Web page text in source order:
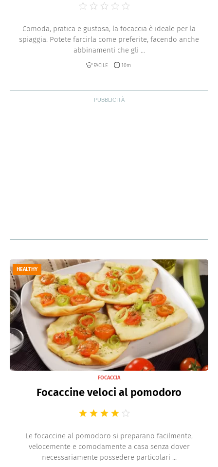
Comoda, pratica e gustosa, la focaccia è ideale per la
spiaggia. Potete farcirla come preferite, facendo anche
abbinamenti che gli ...
FACILE 10m
HEALTHY
FOCACCIA
Focaccine veloci al pomodoro
Le focaccine al pomodoro si preparano facilmente,
velocemente e comodamente a casa senza dover
necessariamente possedere particolari ...